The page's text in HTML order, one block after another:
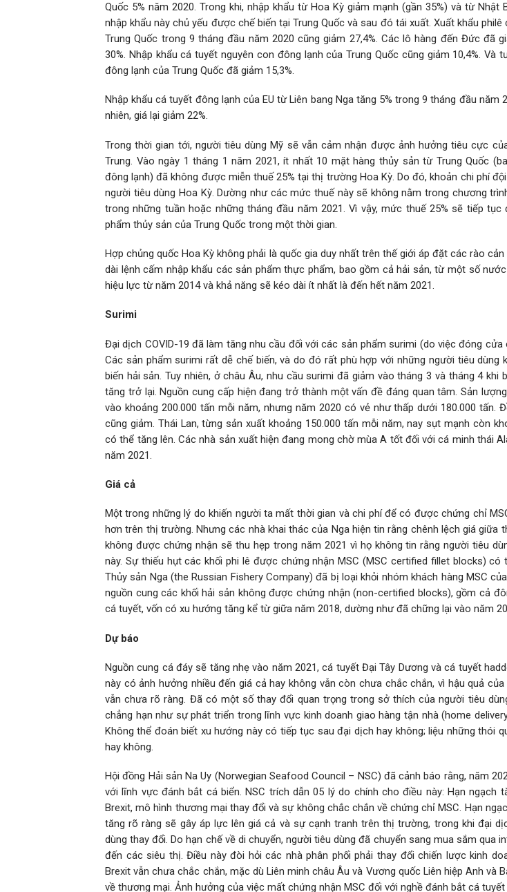
Quốc 5% năm 2020. Trong khi, nhập khẩu từ Hoa Kỳ giảm mạnh (gần 35%) và từ Nhật
nhập khẩu này chủ yếu được chế biến tại Trung Quốc và sau đó tái xuất. Xuất khẩu
Trung Quốc trong 9 tháng đầu năm 2020 cũng giảm 27,4%. Các lô hàng đến Đức đã
30%. Nhập khẩu cá tuyết nguyên con đông lạnh của Trung Quốc cũng giảm 10,4%. Và
đông lạnh của Trung Quốc đã giảm 15,3%.
Nhập khẩu cá tuyết đông lạnh của EU từ Liên bang Nga tăng 5% trong 9 tháng đầu năm
nhiên, giá lại giảm 22%.
Trong thời gian tới, người tiêu dùng Mỹ sẽ vẫn cảm nhận được ảnh hưởng tiêu cực
Trung. Vào ngày 1 tháng 1 năm 2021, ít nhất 10 mặt hàng thủy sản từ Trung Quốc
đông lạnh) đã không được miễn thuế 25% tại thị trường Hoa Kỳ. Do đó, khoản chi phí
người tiêu dùng Hoa Kỳ. Dường như các mức thuế này sẽ không nằm trong chương
trong những tuần hoặc những tháng đầu năm 2021. Vì vậy, mức thuế 25% sẽ tiếp
phẩm thủy sản của Trung Quốc trong một thời gian.
Hợp chủng quốc Hoa Kỳ không phải là quốc gia duy nhất trên thế giới áp đặt các rào
dài lệnh cấm nhập khẩu các sản phẩm thực phẩm, bao gồm cả hải sản, từ một số
hiệu lực từ năm 2014 và khả năng sẽ kéo dài ít nhất là đến hết năm 2021.
Surimi
Đại dịch COVID-19 đã làm tăng nhu cầu đối với các sản phẩm surimi (do việc đóng
Các sản phẩm surimi rất dễ chế biến, và do đó rất phù hợp với những người tiêu dùng
biến hải sản. Tuy nhiên, ở châu Âu, nhu cầu surimi đã giảm vào tháng 3 và tháng 4
tăng trở lại. Nguồn cung cấp hiện đang trở thành một vấn đề đáng quan tâm. Sản
vào khoảng 200.000 tấn mỗi năm, nhưng năm 2020 có vẻ như thấp dưới 180.000 tấn.
cũng giảm. Thái Lan, từng sản xuất khoảng 150.000 tấn mỗi năm, nay sụt mạnh còn
có thể tăng lên. Các nhà sản xuất hiện đang mong chờ mùa A tốt đối với cá minh thái
năm 2021.
Giá cả
Một trong những lý do khiến người ta mất thời gian và chi phí để có được chứng chỉ
hơn trên thị trường. Nhưng các nhà khai thác của Nga hiện tin rằng chênh lệch giá giữa
không được chứng nhận sẽ thu hẹp trong năm 2021 vì họ không tin rằng người tiêu
này. Sự thiếu hụt các khối phi lê được chứng nhận MSC (MSC certified fillet blocks) có
Thủy sản Nga (the Russian Fishery Company) đã bị loại khỏi nhóm khách hàng MSC
nguồn cung các khối hải sản không được chứng nhận (non-certified blocks), gồm cả
cá tuyết, vốn có xu hướng tăng kể từ giữa năm 2018, dường như đã chững lại vào năm
Dự báo
Nguồn cung cá đáy sẽ tăng nhẹ vào năm 2021, cá tuyết Đại Tây Dương và cá tuyết
này có ảnh hưởng nhiều đến giá cả hay không vẫn còn chưa chắc chắn, vì hậu quả
vẫn chưa rõ ràng. Đã có một số thay đổi quan trọng trong sở thích của người tiêu
chẳng hạn như sự phát triển trong lĩnh vực kinh doanh giao hàng tận nhà (home
Không thể đoán biết xu hướng này có tiếp tục sau đại dịch hay không; liệu những thói
hay không.
Hội đồng Hải sản Na Uy (Norwegian Seafood Council – NSC) đã cảnh báo rằng, năm
với lĩnh vực đánh bắt cá biển. NSC trích dẫn 05 lý do chính cho điều này: Hạn ngạch
Brexit, mô hình thương mại thay đổi và sự không chắc chắn về chứng chỉ MSC. Hạn
tăng rõ ràng sẽ gây áp lực lên giá cả và sự cạnh tranh trên thị trường, trong khi đại
dùng thay đổi. Do hạn chế về di chuyển, người tiêu dùng đã chuyển sang mua sắm qua
đến các siêu thị. Điều này đòi hỏi các nhà phân phối phải thay đổi chiến lược kinh
Brexit vẫn chưa chắc chắn, mặc dù Liên minh châu Âu và Vương quốc Liên hiệp Anh và
về thương mại. Ảnh hưởng của việc mất chứng nhận MSC đối với nghề đánh bắt cá